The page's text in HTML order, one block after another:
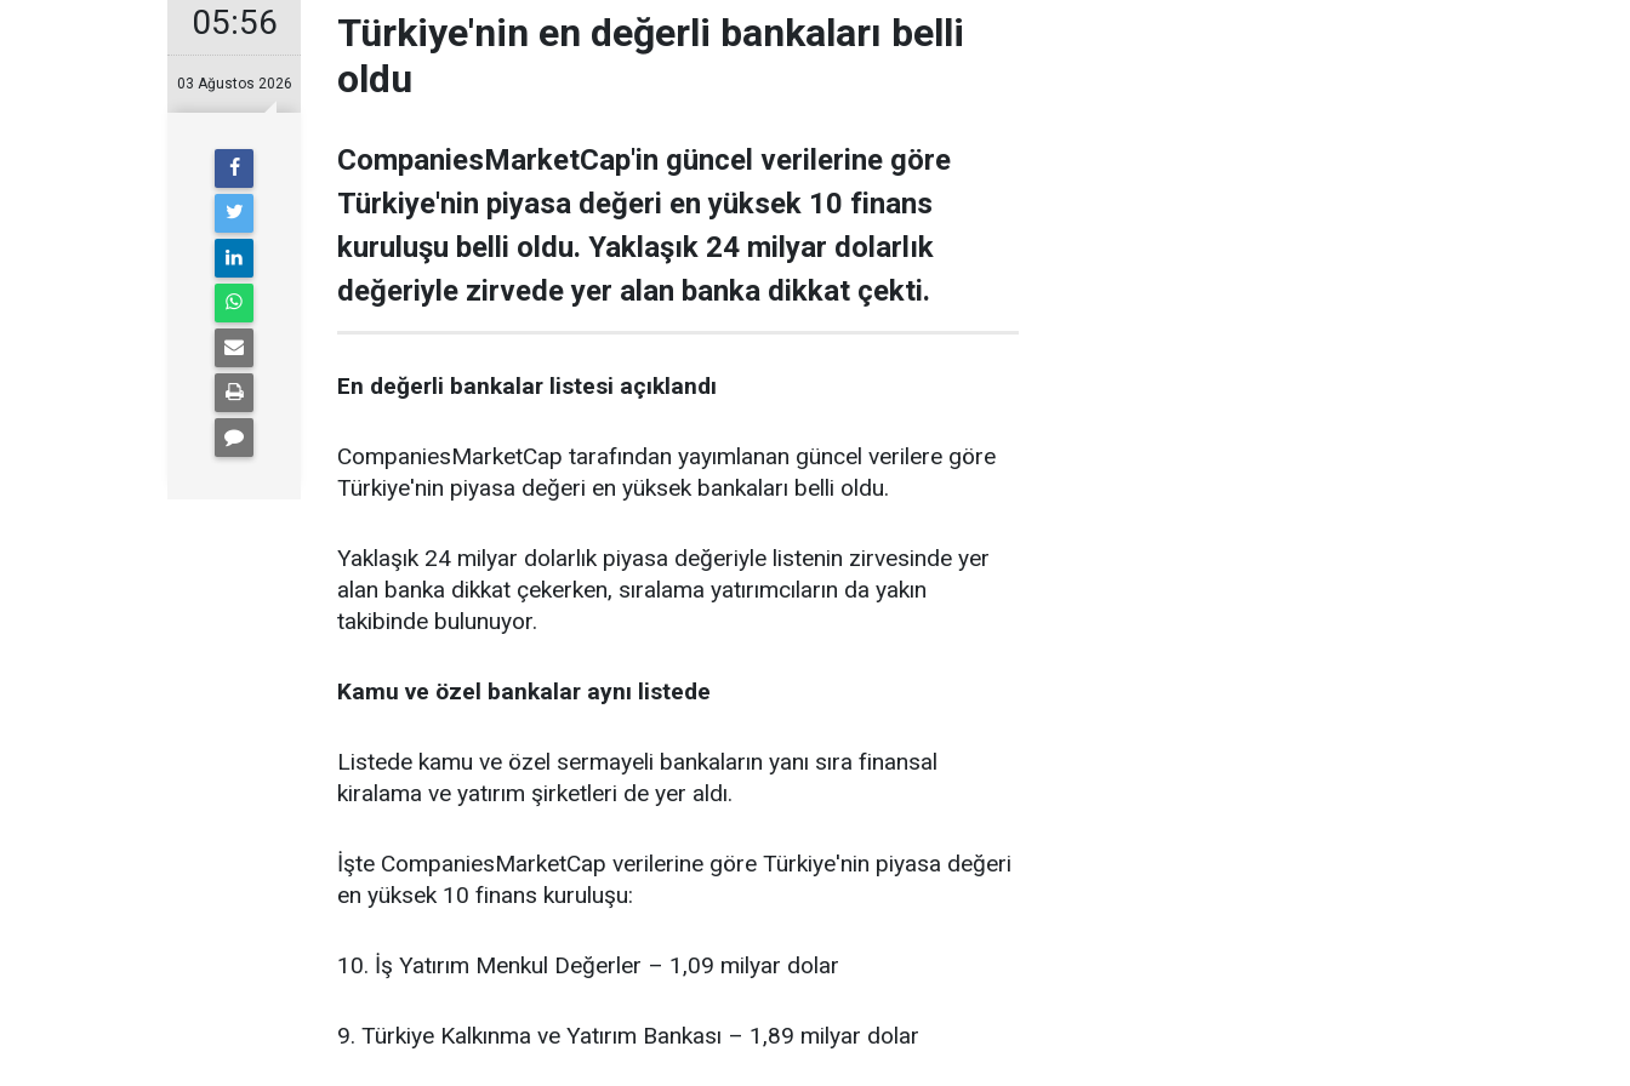
05:56
03 Ağustos 2026
Türkiye'nin en değerli bankaları belli
oldu
CompaniesMarketCap'in güncel verilerine göre
Türkiye'nin piyasa değeri en yüksek 10 finans
kuruluşu belli oldu. Yaklaşık 24 milyar dolarlık
değeriyle zirvede yer alan banka dikkat çekti.
En değerli bankalar listesi açıklandı
CompaniesMarketCap tarafından yayımlanan güncel verilere göre
Türkiye'nin piyasa değeri en yüksek bankaları belli oldu.
Yaklaşık 24 milyar dolarlık piyasa değeriyle listenin zirvesinde yer
alan banka dikkat çekerken, sıralama yatırımcıların da yakın
takibinde bulunuyor.
Kamu ve özel bankalar aynı listede
Listede kamu ve özel sermayeli bankaların yanı sıra finansal
kiralama ve yatırım şirketleri de yer aldı.
İşte CompaniesMarketCap verilerine göre Türkiye'nin piyasa değeri
en yüksek 10 finans kuruluşu:
10. İş Yatırım Menkul Değerler – 1,09 milyar dolar
9. Türkiye Kalkınma ve Yatırım Bankası – 1,89 milyar dolar